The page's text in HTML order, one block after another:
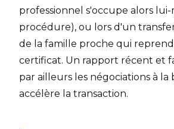
professionnel s'occupe alors
procédure), ou lors d'un
de la famille proche qui
certificat. Un rapport récent et
par ailleurs les négociations à la
accélère la transaction.